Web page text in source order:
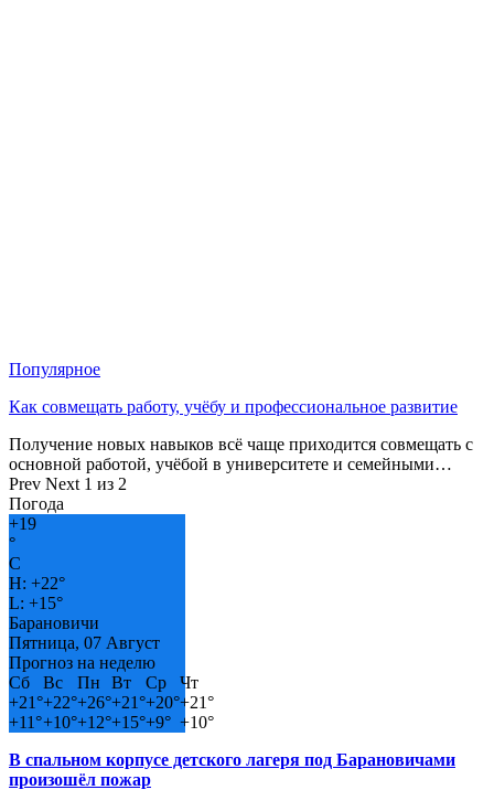
Популярное
Как совмещать работу, учёбу и профессиональное развитие
Получение новых навыков всё чаще приходится совмещать с
основной работой, учёбой в университете и семейными…
Prev Next 1 из 2
Погода
+19
°
C
H: +22°
L: +15°
Барановичи
Пятница, 07 Август
Прогноз на неделю
Сб
Вс Пн Вт Ср
Чт
+21°+22°+26°+21°+20°+21°
+11°+10°+12°+15°+9° +10°
В спальном корпусе детского лагеря под Барановичами
произошёл пожар